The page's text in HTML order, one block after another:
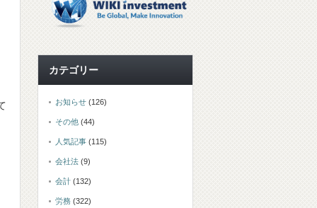
カテゴリー
お知らせ (126)
その他 (44)
人気記事 (115)
会社法 (9)
会計 (132)
労務 (322)